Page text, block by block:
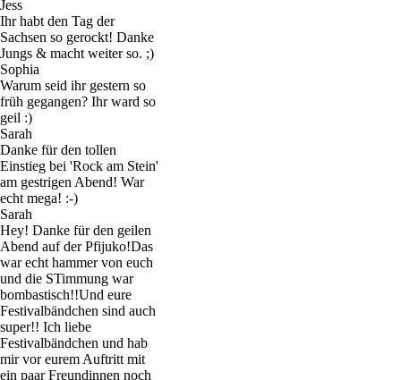
Jess
Ihr habt den Tag der
Sachsen so gerockt! Danke
Jungs & macht weiter so. ;)
Sophia
Warum seid ihr gestern so
früh gegangen? Ihr ward so
geil :)
Sarah
Danke für den tollen
Einstieg bei 'Rock am Stein'
am gestrigen Abend! War
echt mega! :-)
Sarah
Hey! Danke für den geilen
Abend auf der Pfijuko!Das
war echt hammer von euch
und die STimmung war
bombastisch!!Und eure
Festivalbändchen sind auch
super!! Ich liebe
Festivalbändchen und hab
mir vor eurem Auftritt mit
ein paar Freundinnen noch